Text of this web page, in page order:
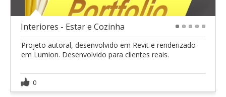
Interiores - Estar e Cozinha
Projeto autoral, desenvolvido em Revit e renderizado
em Lumion. Desenvolvido para clientes reais.
0